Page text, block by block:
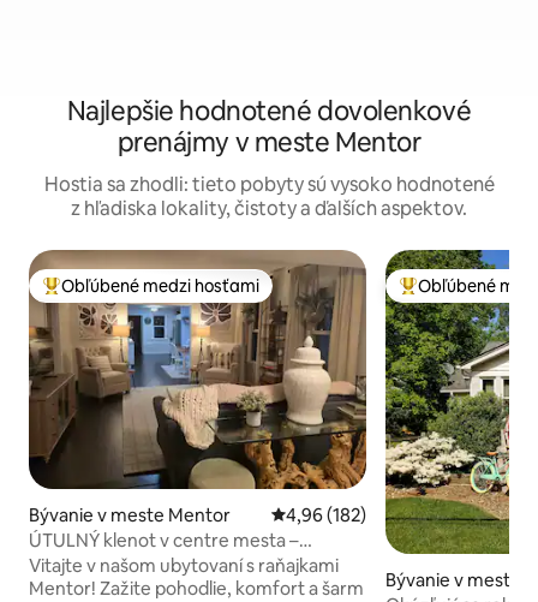
Najlepšie hodnotené dovolenkové
prenájmy v meste Mentor
Hostia sa zhodli: tieto pobyty sú vysoko hodnotené
z hľadiska lokality, čistoty a ďalších aspektov.
Najobľúbenejšie medzi hosťami
Obľúbené medzi hosťami
Bývanie v meste Mentor Priemerné ohodnotenie 4,96 z
4,96 (182)
ÚTULNÝ klenot v centre mesta –
manželská posteľ * vírivka * jazero Erie
Vitajte v našom ubytovaní s raňajkami
Mentor! Zažite pohodlie, komfort a šarm
Najobľúbenejšie
Obľúbené
Bývanie v meste